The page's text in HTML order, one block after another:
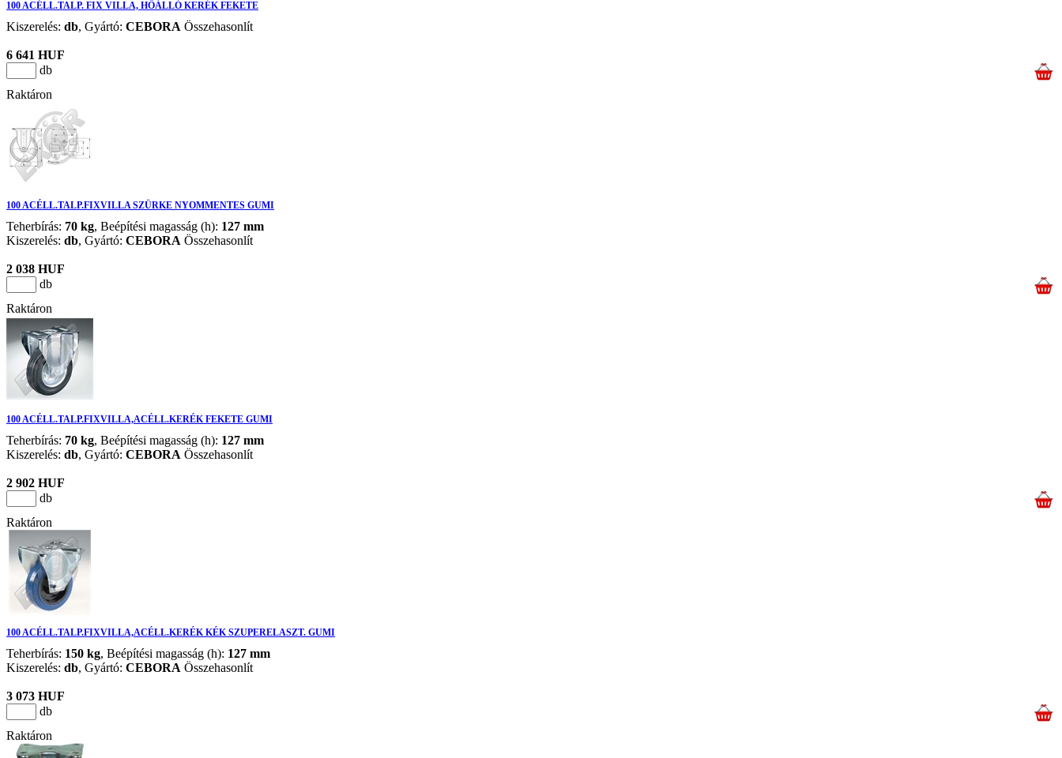
100 ACÉLL.TALP. FIX VILLA, HŐÁLLÓ KERÉK FEKETE
Kiszerelés: db, Gyártó: CEBORA Összehasonlít
6 641 HUF
db
Raktáron
100 ACÉLL.TALP.FIXVILLA SZÜRKE NYOMMENTES GUMI
Teherbírás: 70 kg, Beépítési magasság (h): 127 mm
Kiszerelés: db, Gyártó: CEBORA Összehasonlít
2 038 HUF
db
Raktáron
100 ACÉLL.TALP.FIXVILLA,ACÉLL.KERÉK FEKETE GUMI
Teherbírás: 70 kg, Beépítési magasság (h): 127 mm
Kiszerelés: db, Gyártó: CEBORA Összehasonlít
2 902 HUF
db
Raktáron
100 ACÉLL.TALP.FIXVILLA,ACÉLL.KERÉK KÉK SZUPERELASZT. GUMI
Teherbírás: 150 kg, Beépítési magasság (h): 127 mm
Kiszerelés: db, Gyártó: CEBORA Összehasonlít
3 073 HUF
db
Raktáron